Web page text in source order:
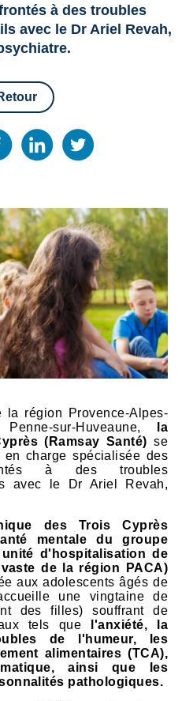
à des troubles
avec le Dr Ariel Revah,
la région Provence-Alpes-
sur-Huveaune,
la
(Ramsay Santé)se
charge spécialisée des
à des troubles
avec le Dr Ariel Revah,
des Trois Cyprès
mentale du groupe
unité d'hospitalisation de
de la région PACA)
aux adolescents âgés de
une vingtaine de
des filles) souffrant de
tels que
l'anxiété, la
de l'humeur, les
alimentaires (TCA),
ainsi que les
pathologiques.